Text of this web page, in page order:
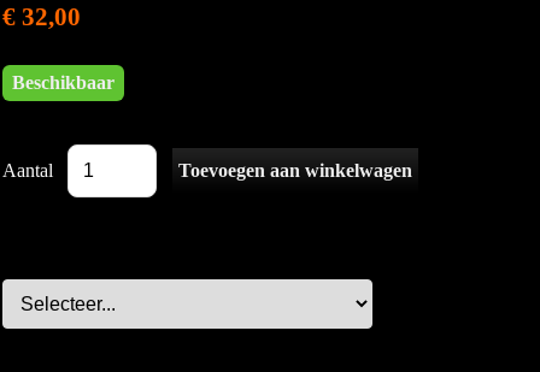
€ 32,00
Beschikbaar
Aantal